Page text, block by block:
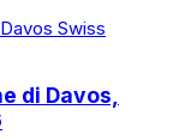
di Davos,